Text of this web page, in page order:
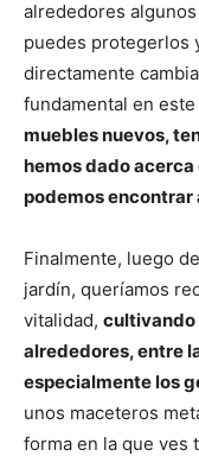
alrededores
puedes protegerlos
directamente
fundamental en
muebles nuevos,
hemos dado acerca
podemos encontrar
Finalmente, luego
jardín, queríamos
vitalidad, cultivando
alrededores, entre
especialmente los
unos maceteros
forma en la que ves